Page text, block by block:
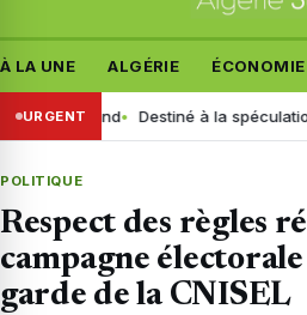
À LA UNE ALGÉRIE ÉCONOMIE
URGENT Destiné à la spéculation :
POLITIQUE
Respect des règles
campagne
garde de la CNISEL